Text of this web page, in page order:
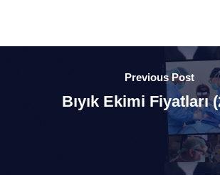
Previous Post
Bıyık Ekimi Fiyatları